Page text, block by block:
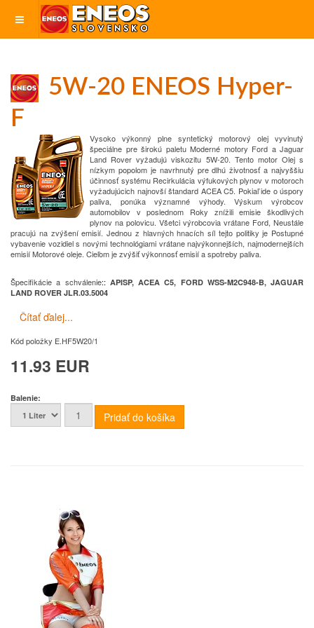
5W-20 ENEOS Hyper-
F
Vysoko výkonný plne syntetický motorový olej vyvinutý
špeciálne pre širokú paletu Moderné motory Ford a Jaguar
Land Rover vyžadujú viskozitu 5W-20. Tento motor Olej s
nízkym popolom je navrhnutý pre dlhú životnosť a najvyššiu
účinnosť systému Recirkulácia výfukových plynov v motoroch
vyžadujúcich najnovší štandard ACEA C5. Pokiaľ ide o úspory
paliva, ponúka významné výhody.
Výskum výrobcov
automobilov v poslednom
Roky znížili emisie škodlivých
plynov na polovicu. Všetci výrobcovia vrátane Ford, Neustále
pracujú na zvýšení emisií. Jednou z hlavných hnacích síl tejto politiky je Postupné
vybavenie vozidiel s novými technológiami vrátane najvýkonnejších, najmodernejších
emisiíMotorové oleje. Cieľom je zvýšiť výkonnosť emisií a spotreby paliva.
Špecifikácie a schválenie:: APISP, ACEA C5, FORD WSS-M2C948-B, JAGUAR
LAND ROVER JLR.03.5004
Čítať ďalej...
Kód položky E.HF5W20/1
11.93 EUR
Balenie: